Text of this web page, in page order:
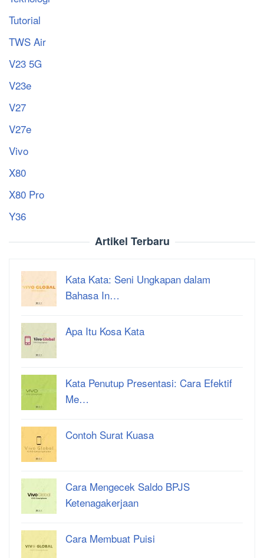
Tutorial
TWS Air
V23 5G
V23e
V27
V27e
Vivo
X80
X80 Pro
Y36
Artikel Terbaru
Kata Kata: Seni Ungkapan dalam
Bahasa In…
Apa Itu Kosa Kata
Kata Penutup Presentasi: Cara Efektif
Me…
Contoh Surat Kuasa
Cara Mengecek Saldo BPJS
Ketenagakerjaan
Cara Membuat Puisi